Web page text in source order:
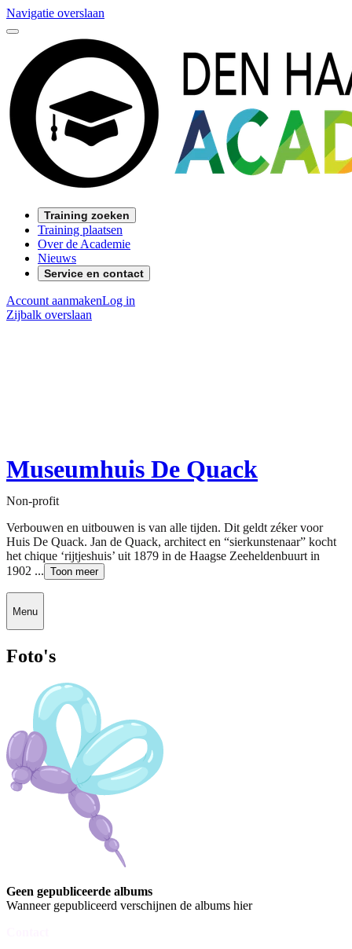
Navigatie overslaan
Training zoeken
Training plaatsen
Over de Academie
Nieuws
Service en contact
Account aanmakenLog in
Zijbalk overslaan
Museumhuis De Quack
Non-profit
Verbouwen en uitbouwen is van alle tijden. Dit geldt zéker voor
Huis De Quack. Jan de Quack, architect en “sierkunstenaar” kocht
het chique ‘rijtjeshuis’ uit 1879 in de Haagse Zeeheldenbuurt in
1902 ... Toon meer
Menu
Foto's
Geen gepubliceerde albums
Wanneer gepubliceerd verschijnen de albums hier